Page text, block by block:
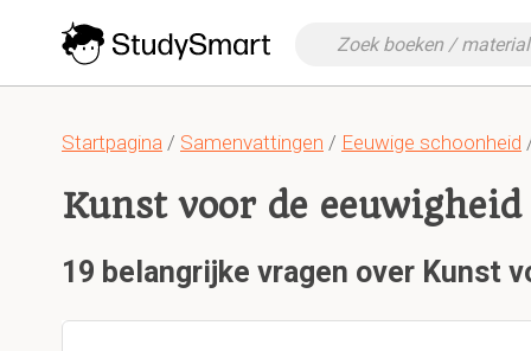
Startpagina / Samenvattingen / Eeuwige schoonheid
Kunst voor de eeuwigheid
19 belangrijke vragen over Kunst